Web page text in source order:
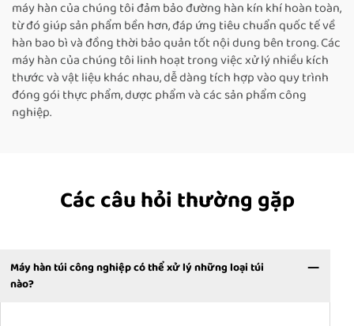
máy hàn của chúng tôi đảm bảo đường hàn kín khí hoàn toàn,
từ đó giúp sản phẩm bền hơn, đáp ứng tiêu chuẩn quốc tế về
hàn bao bì và đồng thời bảo quản tốt nội dung bên trong. Các
máy hàn của chúng tôi linh hoạt trong việc xử lý nhiều kích
thước và vật liệu khác nhau, dễ dàng tích hợp vào quy trình
đóng gói thực phẩm, dược phẩm và các sản phẩm công
nghiệp.
Các câu hỏi thường gặp
Máy hàn túi công nghiệp có thể xử lý những loại túi
nào?